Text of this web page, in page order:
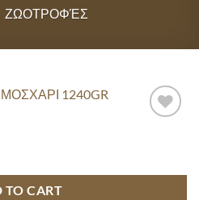
ΖΩΟΤΡΟΦΈΣ
1240GR quantity
TO CART